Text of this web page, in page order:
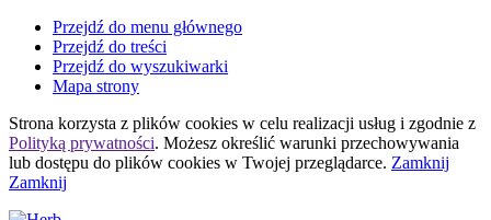
Przejdź do menu głównego
Przejdź do treści
Przejdź do wyszukiwarki
Mapa strony
Strona korzysta z plików cookies w celu realizacji usług i zgodnie z
Polityką prywatności. Możesz określić warunki przechowywania
lub dostępu do plików cookies w Twojej przeglądarce. Zamknij
Zamknij